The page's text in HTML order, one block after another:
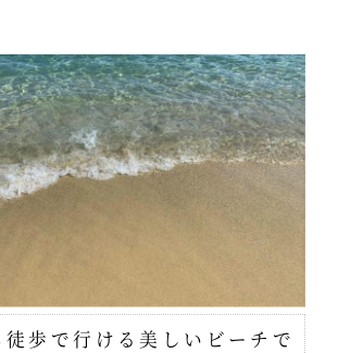
歩で行ける美しいビーチで